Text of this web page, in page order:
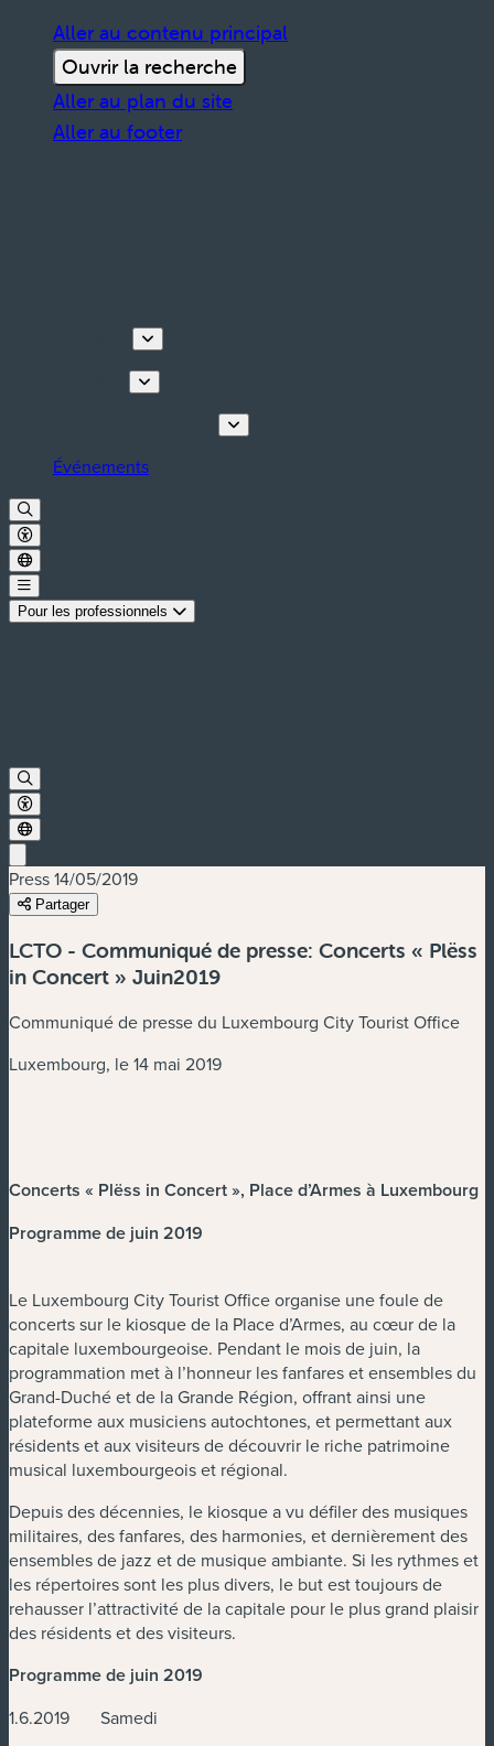
Aller au contenu principal
Ouvrir la recherche
Aller au plan du site
Aller au footer
Événements
Pour les professionnels
Press14/05/2019
Partager
LCTO - Communiqué de presse: Concerts « Plëss
in Concert » Juin2019
Communiqué de presse du Luxembourg City Tourist Office
Luxembourg, le 14 mai 2019
Concerts « Plëss in Concert », Place d’Armes à Luxembourg
Programme de juin 2019
Le Luxembourg City Tourist Office organise une foule de
concerts sur le kiosque de la Place d’Armes, au cœur de la
capitale luxembourgeoise. Pendant le mois de juin, la
programmation met à l’honneur les fanfares et ensembles du
Grand-Duché et de la Grande Région, offrant ainsi une
plateforme aux musiciens autochtones, et permettant aux
résidents et aux visiteurs de découvrir le riche patrimoine
musical luxembourgeois et régional.
Depuis des décennies, le kiosque a vu défiler des musiques
militaires, des fanfares, des harmonies, et dernièrement des
ensembles de jazz et de musique ambiante. Si les rythmes et
les répertoires sont les plus divers, le but est toujours de
rehausser l’attractivité de la capitale pour le plus grand plaisir
des résidents et des visiteurs.
Programme de juin 2019
1.6.2019 Samedi